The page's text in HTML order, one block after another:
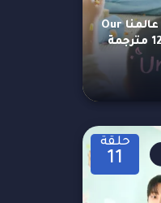
مشاهدة مسلسل عالمنا Our
حلقة
11